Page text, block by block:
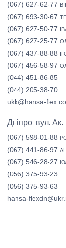
(067) 627-62-77
(067) 693-30-67
(067) 627-50-77
(067) 627-25-77
(067) 437-88-88
(067) 456-58-97
(044) 451-86-85
(044) 205-38-70
ukk@hansa-
Дніпро, вул.
(067) 598-01-88
(067) 441-86-97
(067) 546-28-27
(056) 375-93-23
(056) 375-93-63
hansa-